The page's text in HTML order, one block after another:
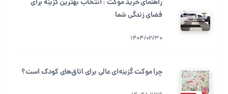
راهنمای خرید موکت : انتخاب بهترین گزینه برای
فضای زندگی شما
1404/02/30
چرا موکت گزینه‌ای عالی برای اتاق‌های کودک است؟